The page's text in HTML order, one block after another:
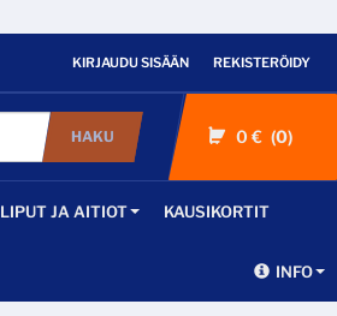
KIRJAUDU SISÄÄN REKISTERÖIDY
HAKU 0 € 0
LIPUT JA AITIOT KAUSIKORTIT
INFO